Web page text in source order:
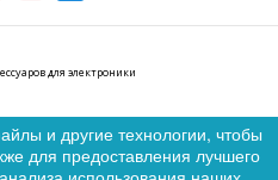
0
для электроники
и другие технологии, чтобы
для предоставления лучшего